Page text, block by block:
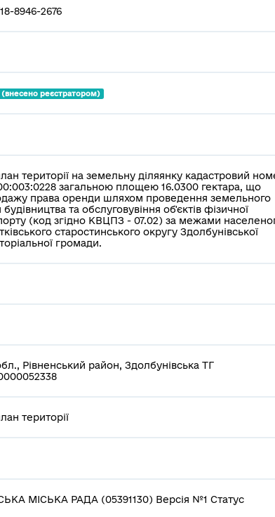
8946-2676
(внесено реєстратором)
території на земельну діляянку кадастровий
загальною площею 16.0300 гектара, що
права оренди шляхом проведення земельного
та обслуговувіння об'єктів фізичної
(код згідно КВЦПЗ - 07.02) за межами
старостинського округу Здолбунівської
громади.
Рівненський район, Здолбунівська ТГ
території
МІСЬКА РАДА (05391130) Версія №1 Статус